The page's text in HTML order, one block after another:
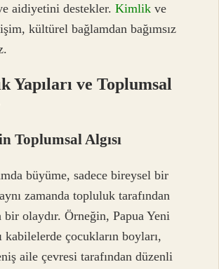
aidiyetini destekler.Kimlik ve
kültürel bağlamdan bağımsız
Yapıları ve Toplumsal
Toplumsal Algısı
büyüme, sadece bireysel bir
zamanda topluluk tarafından
bir olaydır. Örneğin, Papua Yeni
kabilelerde çocukların boyları,
aile çevresi tarafından düzenli